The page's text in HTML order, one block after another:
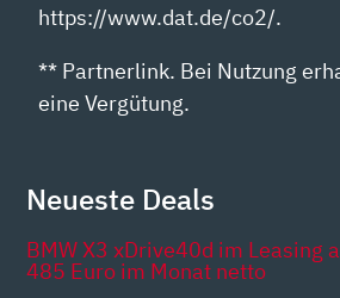
https://www.dat.de/co2/.
** Partnerlink. Bei Nutzung
eine Vergütung.
Neueste Deals
BMW X3 xDrive40d im Leasing
485 Euro im Monat netto